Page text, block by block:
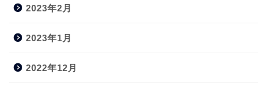
2023年2月
2023年1月
2022年12月